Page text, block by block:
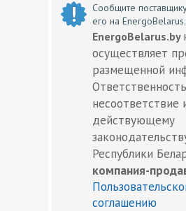
Сообщите
его на
EnergoBelarus.by
осуществляет
размещенной
несоответствие
действующему
Республики
компания-
соглашению